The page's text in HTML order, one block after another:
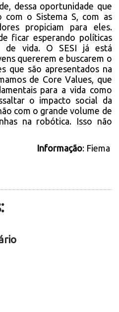
dessa oportunidade que
com o Sistema S, com as
propiciam para eles.
ficar esperando políticas
de vida. O SESI já está
quererem e buscarem o
que são apresentados na
de Core Values, que
para a vida como
o impacto social da
com o grande volume de
na robótica. Isso não
Informação: Fiema